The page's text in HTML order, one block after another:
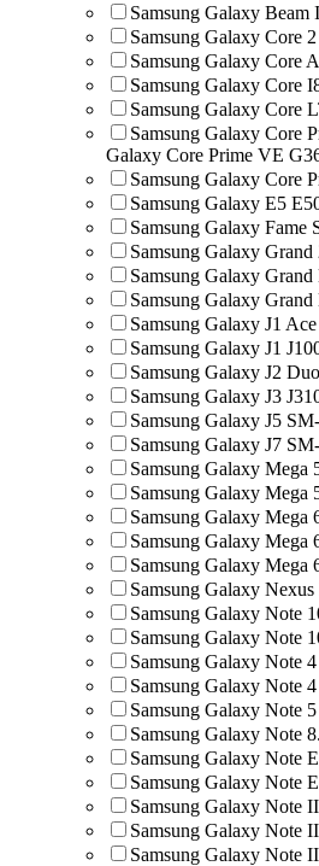
Samsung Galaxy Beam
Samsung Galaxy Core
Samsung Galaxy Core
Samsung Galaxy Core
Samsung Galaxy Core
Samsung Galaxy Core
Galaxy Core Prime VE
Samsung Galaxy Core
Samsung Galaxy E5
Samsung Galaxy Fame
Samsung Galaxy
Samsung Galaxy
Samsung Galaxy
Samsung Galaxy J1
Samsung Galaxy J1
Samsung Galaxy J2
Samsung Galaxy J3
Samsung Galaxy J5
Samsung Galaxy J7
Samsung Galaxy Mega
Samsung Galaxy Mega
Samsung Galaxy Mega
Samsung Galaxy Mega
Samsung Galaxy Mega
Samsung Galaxy
Samsung Galaxy Note
Samsung Galaxy Note
Samsung Galaxy Note 4
Samsung Galaxy Note
Samsung Galaxy Note
Samsung Galaxy Note
Samsung Galaxy Note
Samsung Galaxy Note
Samsung Galaxy Note II
Samsung Galaxy Note
Samsung Galaxy Note